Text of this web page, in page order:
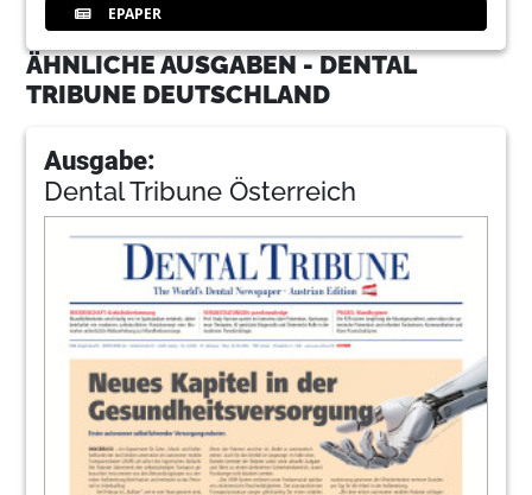
EPAPER
ÄHNLICHE AUSGABEN - DENTAL
TRIBUNE DEUTSCHLAND
Ausgabe:
Dental Tribune Österreich